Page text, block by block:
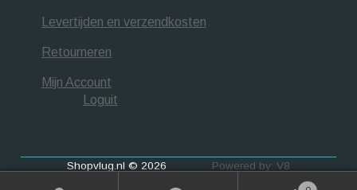
Levertijden en verzendkosten
Retourneren
Mijn Account
Loguit
Shopvlug.nl © 2026 Powered by: V8